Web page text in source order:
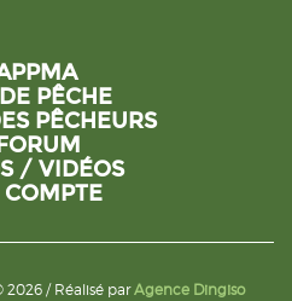
PÊCHE
PÊCHEURS
/ VIDÉOS
2026 / Réalisé parAgence Dingiso